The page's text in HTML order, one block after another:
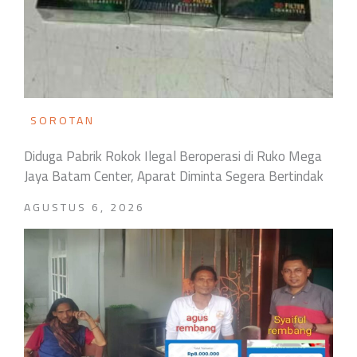
SOROTAN
Diduga Pabrik Rokok Ilegal Beroperasi di Ruko Mega
Jaya Batam Center, Aparat Diminta Segera Bertindak
AGUSTUS 6, 2026